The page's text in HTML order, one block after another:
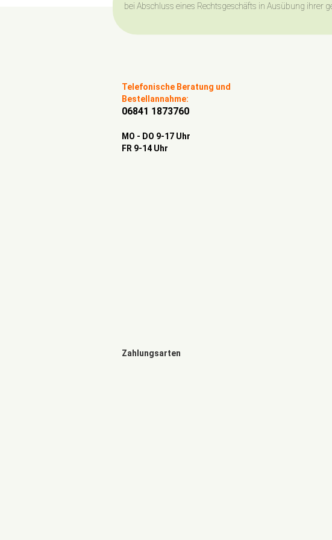
bei Abschluss eines Rechtsgeschäfts in Ausübung ihrer
Telefonische Beratung und
Bestellannahme:
06841 1873760
MO - DO 9-17 Uhr
FR 9-14 Uhr
Zahlungsarten